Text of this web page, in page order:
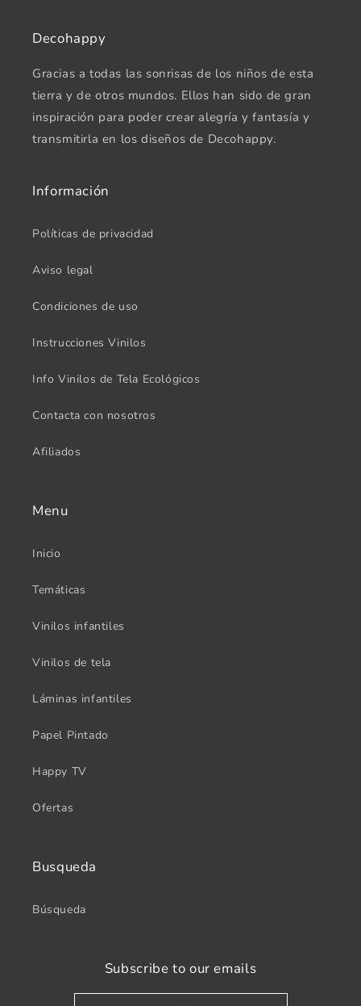
Decohappy
Gracias a todas las sonrisas de los niños de esta
tierra y de otros mundos. Ellos han sido de gran
inspiración para poder crear alegría y fantasía y
transmitirla en los diseños de Decohappy.
Información
Políticas de privacidad
Aviso legal
Condiciones de uso
Instrucciones Vinilos
Info Vinilos de Tela Ecológicos
Contacta con nosotros
Afiliados
Menu
Inicio
Temáticas
Vinilos infantiles
Vinilos de tela
Láminas infantiles
Papel Pintado
Happy TV
Ofertas
Busqueda
Búsqueda
Subscribe to our emails